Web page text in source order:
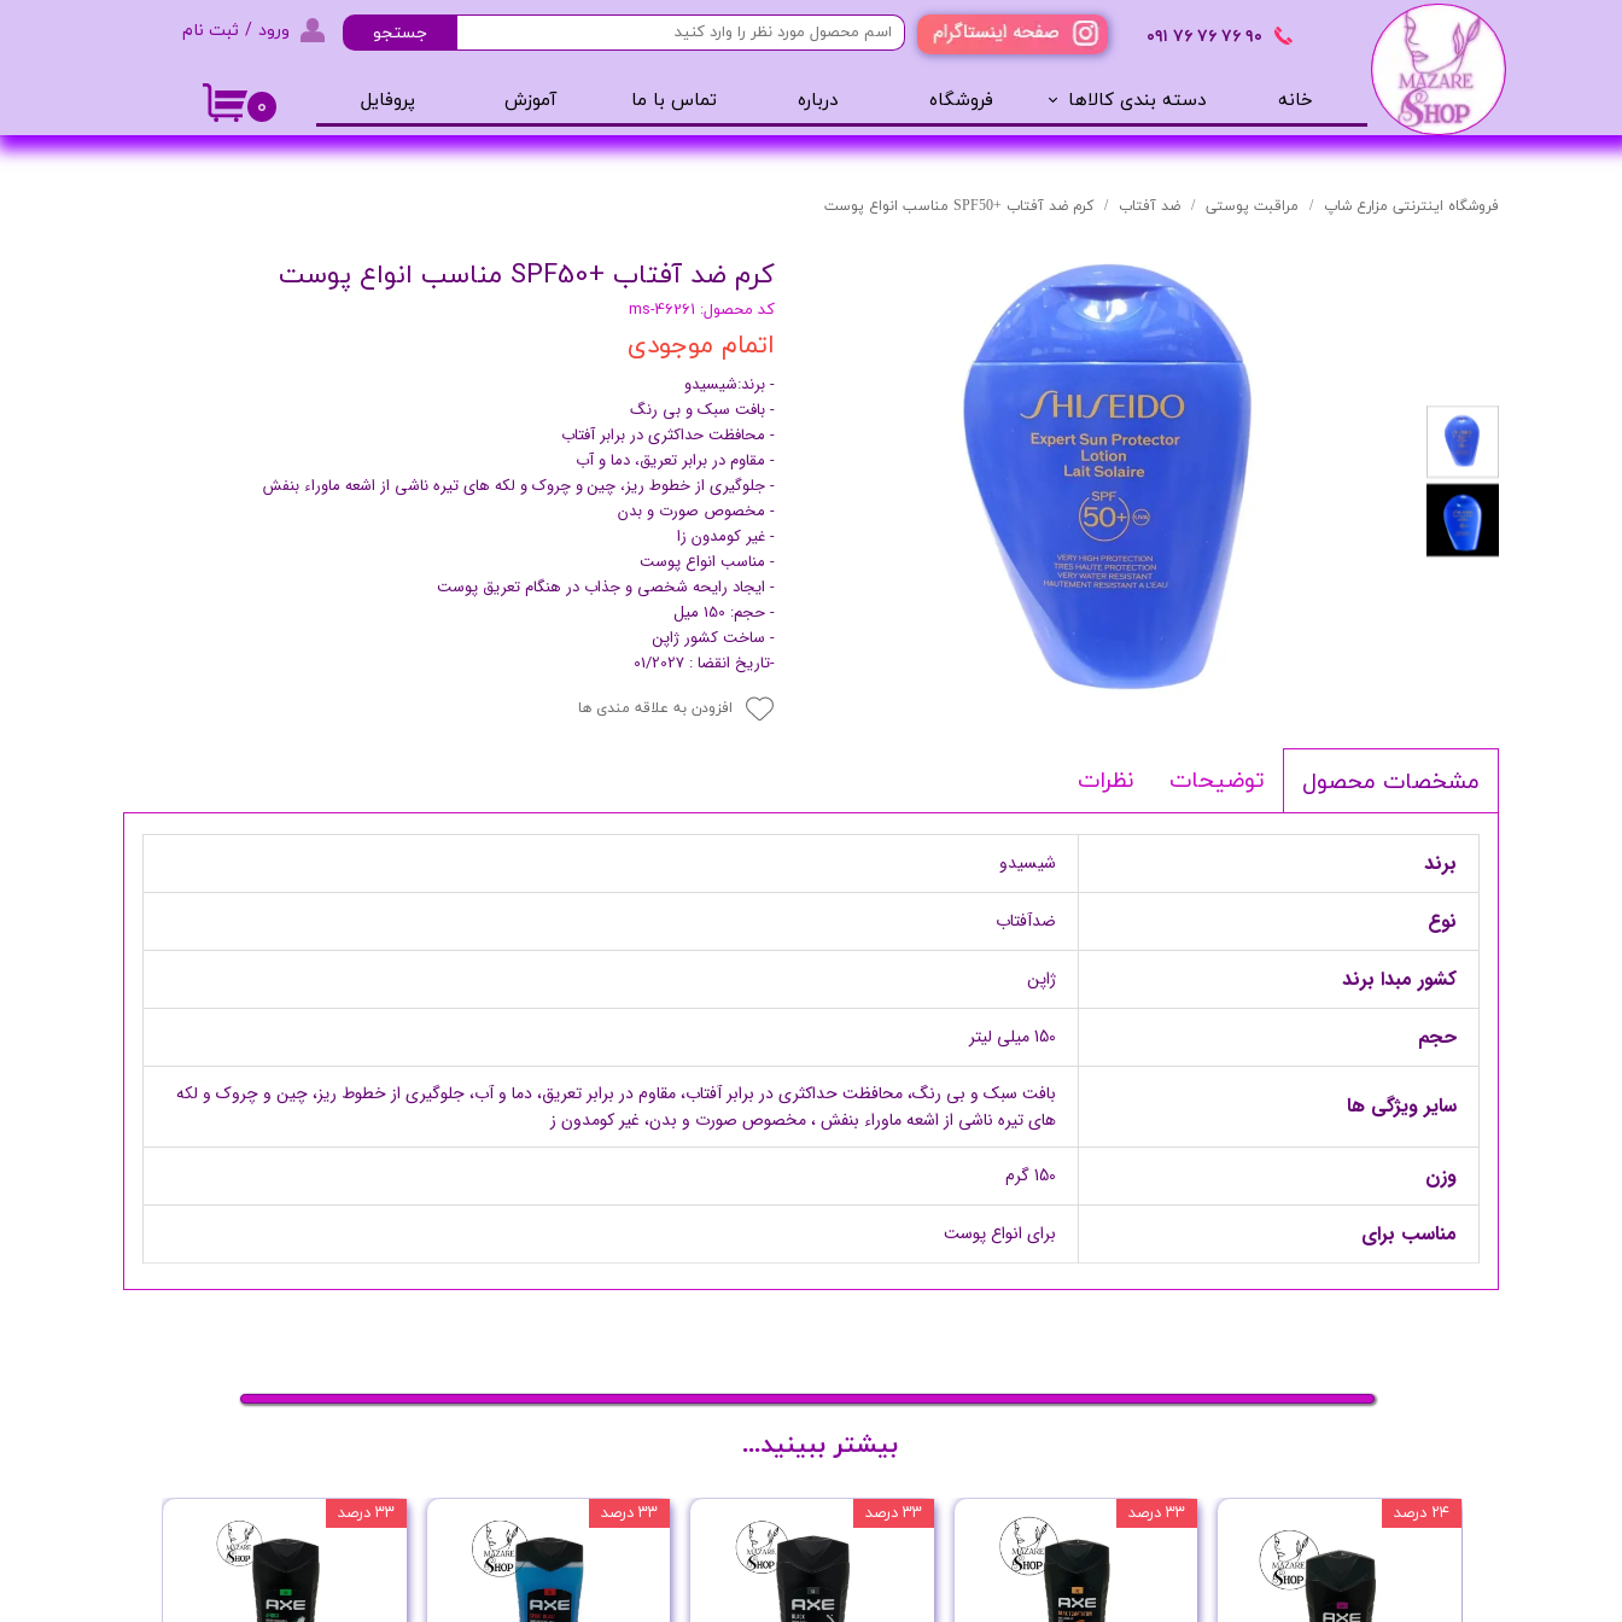
۰
ورود / ثبت نام
تغییر گذر واژه
٩٠ ٧۶ ٧۶ ٧۶ ٠٩١
خانه دسته بندی کالاها
محصولات بهداشتی
ضد آفتاب
مرطوب کننده
ژل شستشوی صورت
سرم های پوستی
مام
اصلاح آقایان
شوینده
آرایشی
پنکک
تینت لب
رژ لب
ریمل
کرم پودر
لیپ گلاس
ریمل
سایه چشم
پرایمر
مراقبت مو
روغن مو
ژل مو
سرم مو
کرم مو
حالت دهنده مو
شامپو سر
عطر و ادکلن
مکمل ها
فروشگاه درباره تماس با ما آموزش پروفایل
جستجو
فروشگاه اینترنتی مزارع شاپ مراقبت پوستی ضد آفتاب کرم ضد آفتاب +SPF50 مناسب انواع پوست
کرم ضد آفتاب +SPF50 مناسب انواع پوست
کد محصول: ms-46261
اتمام موجودی
- برند:شیسیدو
- بافت سبک و بی رنگ
- محافظت حداکثری در برابر آفتاب
- مقاوم در برابر تعریق، دما و آب
- جلوگیری از خطوط ریز، چین و چروک و لکه های تیره ناشی از اشعه ماوراء بنفش
- مخصوص صورت و بدن
- غیر کومدون زا
- مناسب انواع پوست
- ایجاد رایحه شخصی و جذاب در هنگام تعریق پوست
- حجم: 150 میل
- ساخت کشور ژاپن
-تاریخ انقضا : 01/2027
افزودن به علاقه مندی ها
مشخصات محصول توضیحات نظرات
برند شیسیدو
نوع ضدآفتاب
کشور مبدا برند ژاپن
حجم 150 میلی لیتر
سایر ویژگی ها
بافت سبک و بی رنگ، محافظت حداکثری در برابر آفتاب، مقاوم در برابر تعریق، دما و آب، جلوگیری از خطوط ریز، چین و چروک و لکه
های تیره ناشی از اشعه ماوراء بنفش ، مخصوص صورت و بدن، غیر کومدون ز
وزن 150 گرم
مناسب برای برای انواع پوست
۳۳ درصد ۳۳ درصد ۳۳ درصد ۳۳ درصد ۲۴ درصد
بیشتر ببینید...